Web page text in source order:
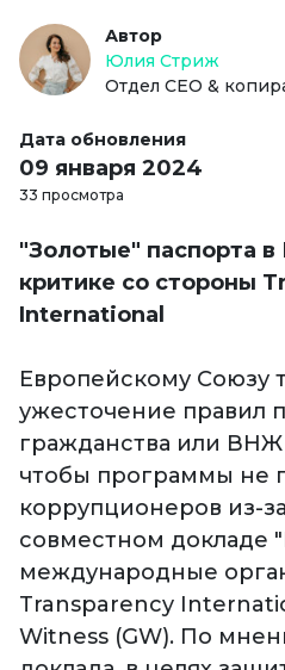
Автор
Юлия Стриж
Отдел СЕО &
Дата обновления
09 января 2024
33 просмотра
"Золотые" паспорта в
критике со стороны
International
Европейскому Союзу
ужесточение правил
гражданства или
чтобы программы не
коррупционеров из-
совместном докладе
международные
Transparency
Witness (GW). По